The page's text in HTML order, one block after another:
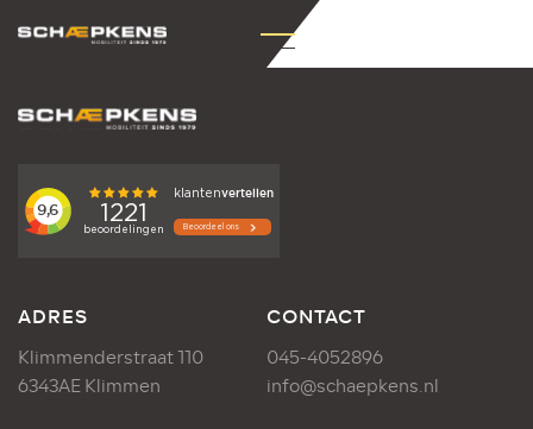
ADRES
Klimmenderstraat 110
6343AE Klimmen
CONTACT
045-4052896
info@schaepkens.nl